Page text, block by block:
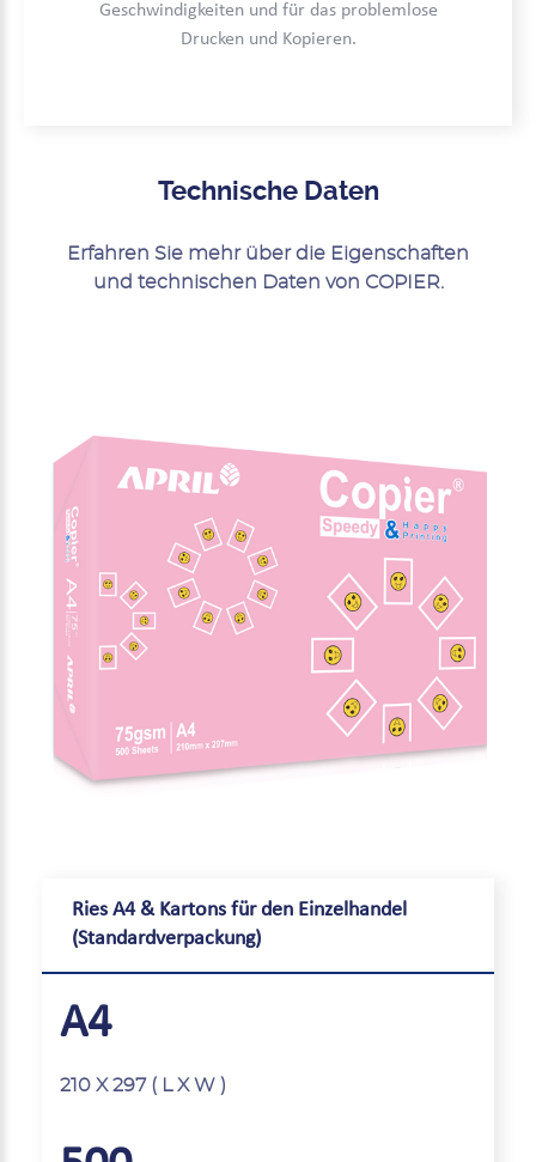
Geschwindigkeiten und für das problemlose
Drucken und Kopieren.
Technische Daten
Erfahren Sie mehr über die Eigenschaften
und technischen Daten von COPIER.
Ries A4 & Kartons für den Einzelhandel
(Standardverpackung)
A4
210 X 297 ( L X W )